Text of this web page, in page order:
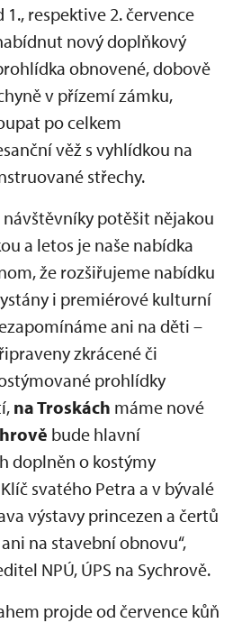
1., respektive 2. července
nový doplňkový
obnovené, dobově
v přízemí zámku,
po celkem
věž s vyhlídkou na
střechy.
návštěvníky potěšit nějakou
a letos je naše nabídka
že rozšiřujeme nabídku
i premiérové kulturní
ani na děti –
zkrácené či
prohlídky
na Troskách máme nové
bude hlavní
doplněn o kostýmy
svatého Petra a v bývalé
výstavy princezen a čertů
na stavební obnovu“,
NPÚ, ÚPS na Sychrově.
projde od července kůň